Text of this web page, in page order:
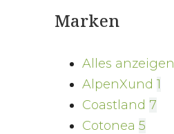
Marken
Alles anzeigen
AlpenXund 1
Coastland 7
Cotonea 5